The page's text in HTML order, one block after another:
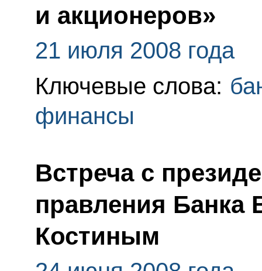
и акционеров»
21 июля 2008 года
Ключевые слова:
финансы
Встреча с
правления Банка
Костиным